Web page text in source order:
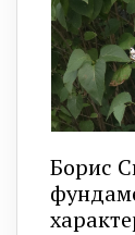
Борис